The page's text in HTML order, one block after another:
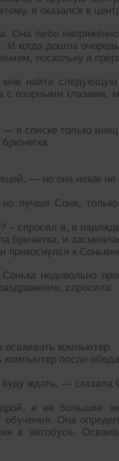
я оказался в
Она либо
И когда дошла
поскольку я
мне найти
с озорными глазами,
в списке только
— но она никак не
лучше Соня,
– спросил я, в
брюнетка, и
к
недовольно
спросила:
компьютер.
после
ждать, — сказала
и её большие
Она
в автобусе.